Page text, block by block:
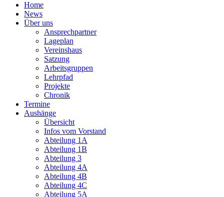
Home
News
Über uns
Ansprechpartner
Lageplan
Vereinshaus
Satzung
Arbeitsgruppen
Lehrpfad
Projekte
Chronik
Termine
Aushänge
Übersicht
Infos vom Vorstand
Abteilung 1A
Abteilung 1B
Abteilung 3
Abteilung 4A
Abteilung 4B
Abteilung 4C
Abteilung 5A